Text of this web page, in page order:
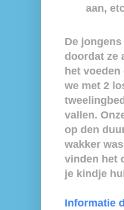
aan,
De
doordat ze
het
we met 2
vallen.
op den
wakker
vinden het
je kindje
Informatie